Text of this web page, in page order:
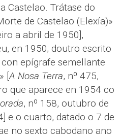
Castelao. Trátase do
de Castelao (Elexía)»
a abril de 1950],
en 1950; doutro escrito
epígrafe semellante
[A Nosa Terra, nº 475,
que aparece en 1954 co
, nº 158, outubro de
e o cuarto, datado o 7 de
no sexto cabodano ano